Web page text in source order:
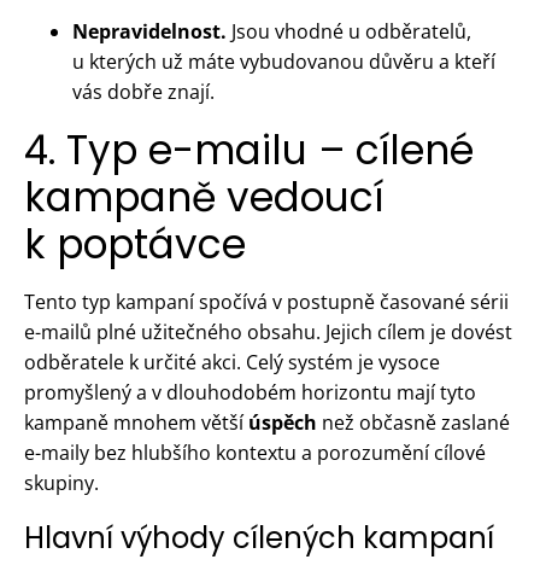
Nepravidelnost. Jsou vhodné u odběratelů,
u kterých už máte vybudovanou důvěru a kteří
vás dobře znají.
4. Typ e-mailu – cílené
kampaně vedoucí
k poptávce
Tento typ kampaní spočívá v postupně časované sérii
e-mailů plné užitečného obsahu. Jejich cílem je dovést
odběratele k určité akci. Celý systém je vysoce
promyšlený a v dlouhodobém horizontu mají tyto
kampaně mnohem většíúspěch než občasně zaslané
e-maily bez hlubšího kontextu a porozumění cílové
skupiny.
Hlavní výhody cílených kampaní